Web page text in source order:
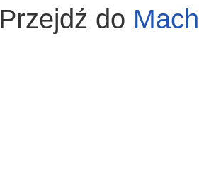
Przejdź do